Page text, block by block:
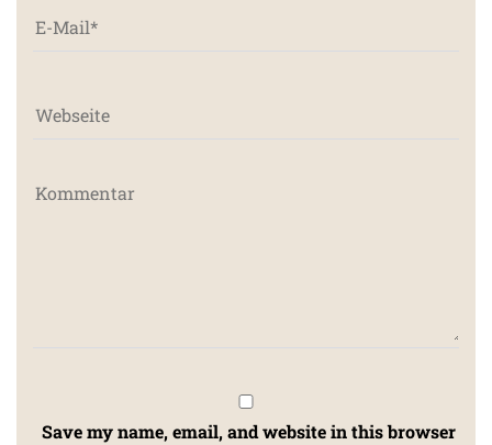
Save my name, email, and website in this browser